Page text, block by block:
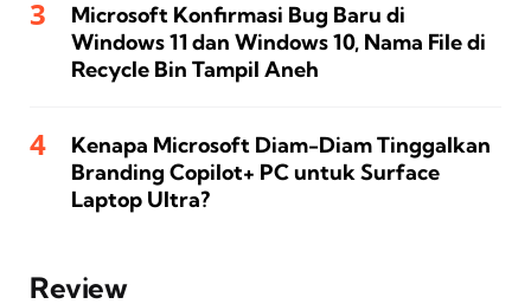
Microsoft Konfirmasi Bug Baru di
Windows 11 dan Windows 10, Nama File di
Recycle Bin Tampil Aneh
Kenapa Microsoft Diam-Diam Tinggalkan
Branding Copilot+ PC untuk Surface
Laptop Ultra?
Review